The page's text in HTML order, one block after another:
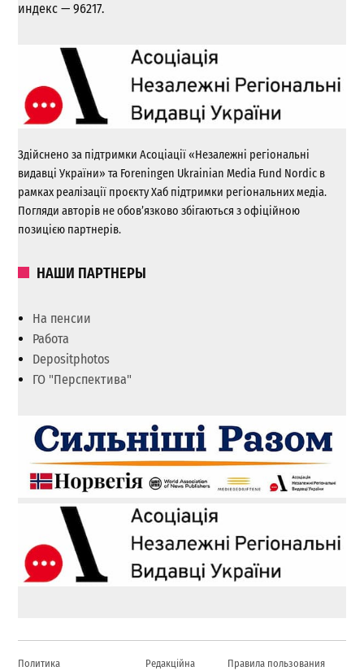
индекс — 96217.
Здійснено за підтримки Асоціації «Незалежні регіональні
видавці України» та Foreningen Ukrainian Media Fund Nordic в
рамках реалізації проєкту Хаб підтримки регіональних медіа.
Погляди авторів не обов’язково збігаються з офіційною
позицією партнерів.
НАШИ ПАРТНЕРЫ
На пенсии
Работа
Depositphotos
ГО "Перспектива"
Политика Редакційна Правила пользования